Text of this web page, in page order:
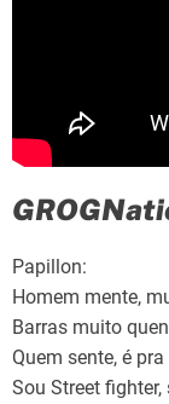
Papillon:
Homem mente,
Barras muito
Quem sente, é
Sou Street